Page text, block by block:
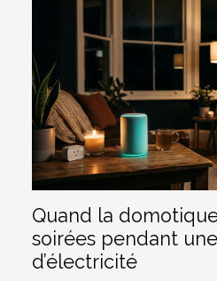
Quand la
soirées pendant
d’électricité